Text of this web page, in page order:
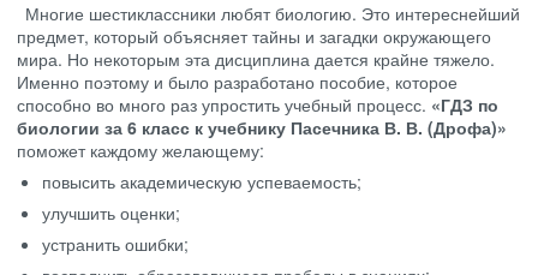
Многие шестиклассники любят биологию. Это интереснейший
предмет, который объясняет тайны и загадки окружающего
мира. Но некоторым эта дисциплина дается крайне тяжело.
Именно поэтому и было разработано пособие, которое
способно во много раз упростить учебный процесс. «ГДЗ по
биологии за 6 класс к учебнику Пасечника В. В. (Дрофа)»
поможет каждому желающему:
повысить академическую успеваемость;
улучшить оценки;
устранить ошибки;